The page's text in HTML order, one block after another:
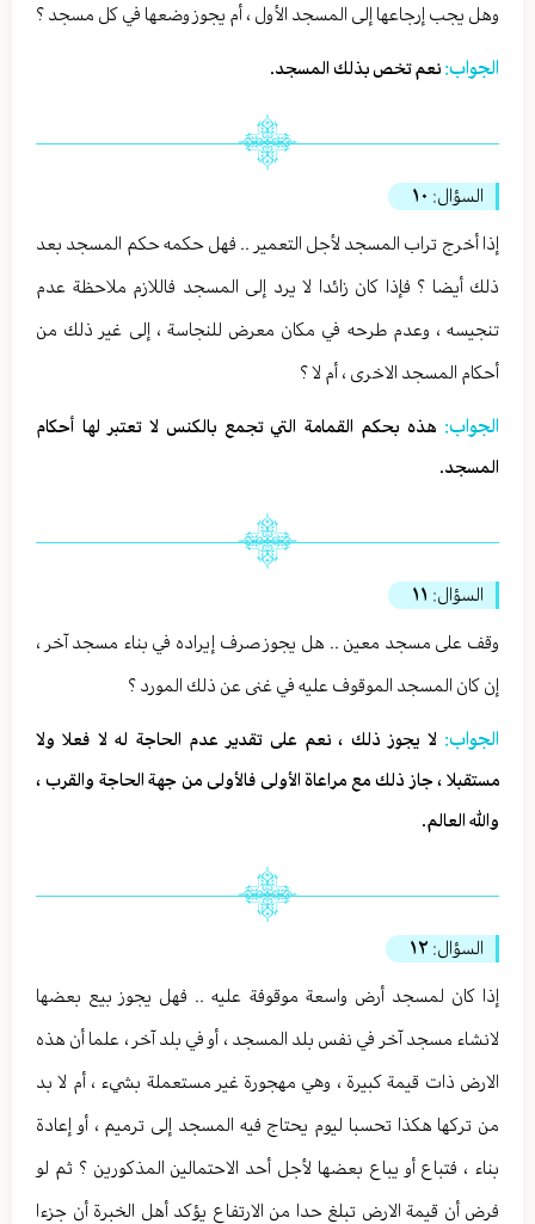
وهل يجب إرجاعها إلى المسجد الأول ، أم يجوز وضعها في كل مسجد ؟
الجواب: نعم تخص بذلك المسجد.
السؤال: ١٠
إذا أخرج تراب المسجد لأجل التعمير .. فهل حكمه حكم المسجد بعد
ذلك أيضا ؟ فإذا كان زائدا لا يرد إلى المسجد فاللازم ملاحظة عدم
تنجيسه ، وعدم طرحه في مكان معرض للنجاسة ، إلى غير ذلك من
أحكام المسجد الاخرى ، أم لا ؟
الجواب: هذه بحكم القمامة التي تجمع بالكنس لا تعتبر لها أحكام
المسجد.
السؤال: ١١
وقف على مسجد معين .. هل يجوز صرف إيراده في بناء مسجد آخر ،
إن كان المسجد الموقوف عليه في غنى عن ذلك المورد ؟
الجواب: لا يجوز ذلك ، نعم على تقدير عدم الحاجة له لا فعلا ولا
مستقبلا ، جاز ذلك مع مراعاة الأولى فالأولى من جهة الحاجة والقرب ،
والله العالم.
السؤال: ١٢
إذا كان لمسجد أرض واسعة موقوفة عليه .. فهل يجوز بيع بعضها
لانشاء مسجد آخر في نفس بلد المسجد ، أو في بلد آخر ، علما أن هذه
الارض ذات قيمة كبيرة ، وهي مهجورة غير مستعملة بشيء ، أم لا بد
من تركها هكذا تحسبا ليوم يحتاج فيه المسجد إلى ترميم ، أو إعادة
بناء ، فتباع أو يباع بعضها لأجل أحد الاحتمالين المذكورين ؟ ثم لو
فرض أن قيمة الارض تبلغ حدا من الارتفاع يؤكد أهل الخبرة أن جزءا